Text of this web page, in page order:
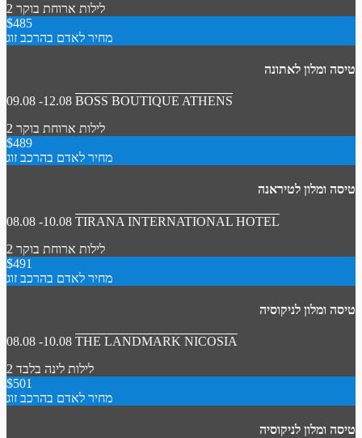
2 לילות ארוחת בוקר
$485
מחיר לאדם בהרכב זוג
טיסה ומלון לאתונה
09.08 -12.08 BOSS BOUTIQUE ATHENS
2 לילות ארוחת בוקר
$489
מחיר לאדם בהרכב זוג
טיסה ומלון לטיראנה
08.08 -10.08 TIRANA INTERNATIONAL HOTEL
2 לילות ארוחת בוקר
$491
מחיר לאדם בהרכב זוג
טיסה ומלון לניקוסיה
08.08 -10.08 THE LANDMARK NICOSIA
2 לילות לינה בלבד
$501
מחיר לאדם בהרכב זוג
טיסה ומלון לניקוסיה